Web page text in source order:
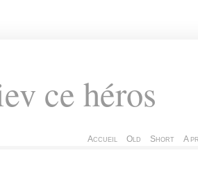
ce héros
Accueil Old Short A